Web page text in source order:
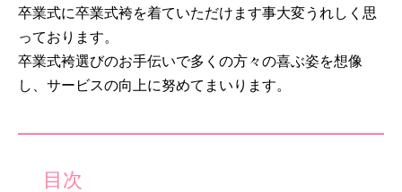
卒業式に卒業式袴を着ていただけます事大変うれしく思
っております。
卒業式袴選びのお手伝いで多くの方々の喜ぶ姿を想像
し、サービスの向上に努めてまいります。
目次